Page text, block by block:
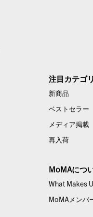
注目カテゴ
新商品
ベストセラー
メディア掲載
再入荷
MoMAにつ
What Makes
MoMAメンバ